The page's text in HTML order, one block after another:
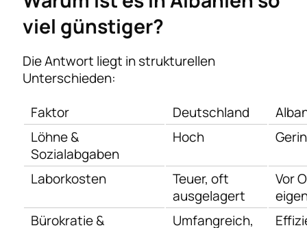
viel günstiger?
Die Antwort liegt in strukturellen
Unterschieden:
Faktor
Deutschland
Löhne &
Sozialabgaben
Hoch
Laborkosten
Teuer, oft
ausgelagert
Vor
Bürokratie &
Umfangreich,